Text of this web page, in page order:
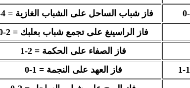
فاز شباب الساحل على الشباب الغازية = 4-0
فاز الراسينغ على تجمع شباب بعلبك = 2-0
فاز الصفاء على الحكمة = 2-1
فاز العهد على النجمة = 1-0